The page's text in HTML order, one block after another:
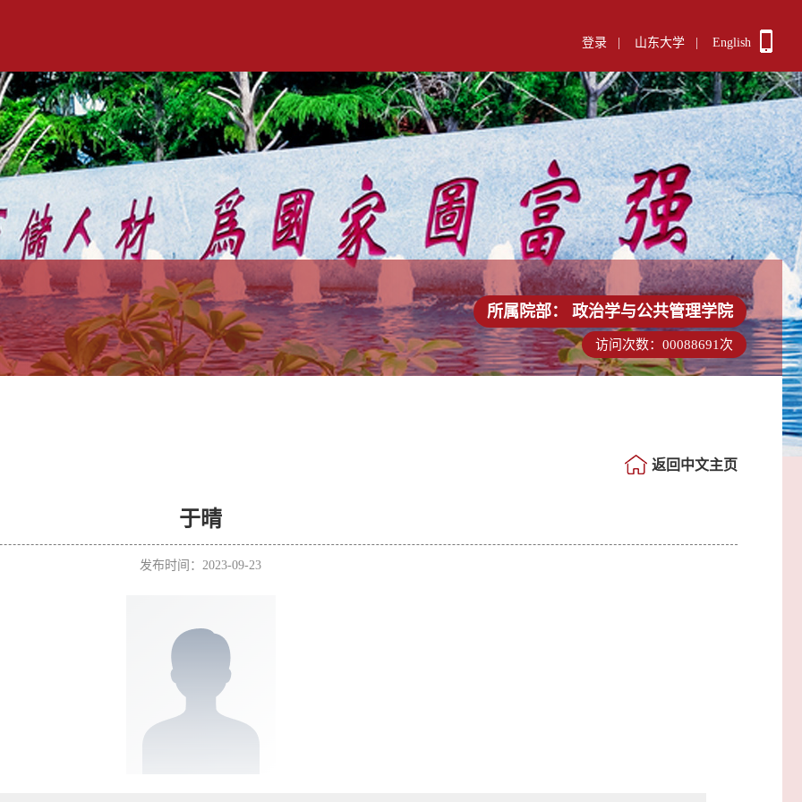
登录 山东大学 English
所属院部： 政治学与公共管理学院
访问次数： 00088691 次
返回中文主页
于晴
发布时间：2023-09-23